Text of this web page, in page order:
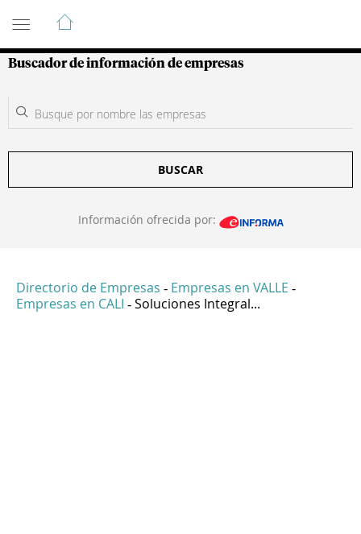
Guía de Empresas Colombianas
Buscador de información de empresas
BUSCAR
Información ofrecida por:
Directorio de Empresas - Empresas en VALLE -
Empresas en CALI - Soluciones Integral...